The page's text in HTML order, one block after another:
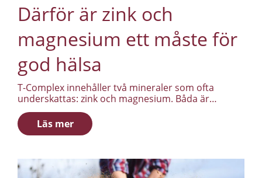
Därför är zink och
magnesium ett måste för
god hälsa
T-Complex innehåller två mineraler som ofta
underskattas: zink och magnesium. Båda är
involverade i en rad processer i kroppen, och båda
är relevanta för män som vill ha ut mer av
vardagen.
Läs mer